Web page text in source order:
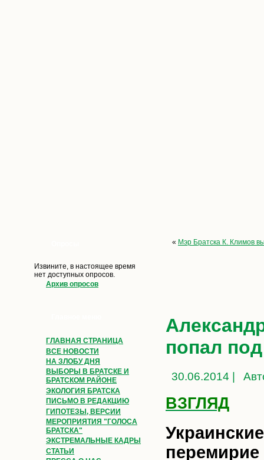
Извините, в настоящее время
нет доступных опросов.
Архив опросов
ГЛАВНАЯ СТРАНИЦА
ВСЕ НОВОСТИ
НА ЗЛОБУ ДНЯ
ВЫБОРЫ В БРАТСКЕ И
БРАТСКОМ РАЙОНЕ
ЭКОЛОГИЯ БРАТСКА
ПИСЬМО В РЕДАКЦИЮ
ГИПОТЕЗЫ, ВЕРСИИ
МЕРОПРИЯТИЯ "ГОЛОСА
БРАТСКА"
ЭКСТРЕМАЛЬНЫЕ КАДРЫ
СТАТЬИ
« Мэр Братска К. Климов
попал
30.06.2014 |
ВЗГЛЯД
перемирие